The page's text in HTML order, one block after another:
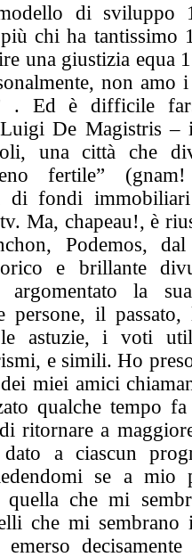
di sviluppo
chi ha tantissimo
una giustizia equa
non amo
. Ed è difficile
De Magistris –
una città che
fertile”
di fondi
Ma, chapeau!, è
Podemos, dal
e brillante
la
persone, il
le astuzie, i voti
e simili. Ho
miei amici
qualche tempo
ritornare a
a ciascun
se a mio
che mi
che mi